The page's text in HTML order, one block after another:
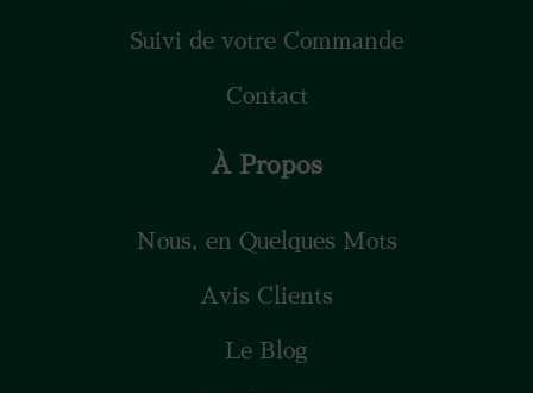
Suivi de votre Commande
Contact
À Propos
Nous, en Quelques Mots
Avis Clients
Le Blog